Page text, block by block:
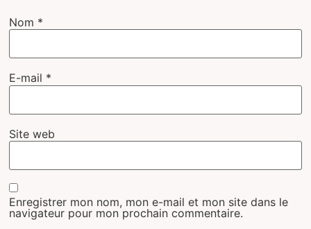
Nom *
E-mail *
Site web
Enregistrer mon nom, mon e-mail et mon site dans le
navigateur pour mon prochain commentaire.